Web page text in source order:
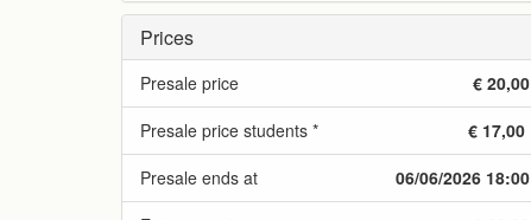
Prices
€ 20,00
Presale price
€ 17,00
Presale price students *
06/06/2026 18:00
Presale ends at